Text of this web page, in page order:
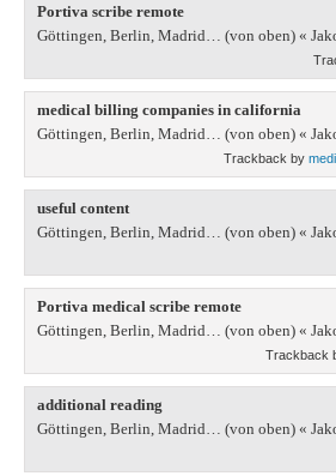
Portiva scribe remote
Göttingen, Berlin, Madrid… (von oben) «
medical billing companies in california
Göttingen, Berlin, Madrid… (von oben) «
Trackback by
useful content
Göttingen, Berlin, Madrid… (von oben) «
Portiva medical scribe remote
Göttingen, Berlin, Madrid… (von oben) «
Trackback
additional reading
Göttingen, Berlin, Madrid… (von oben) «